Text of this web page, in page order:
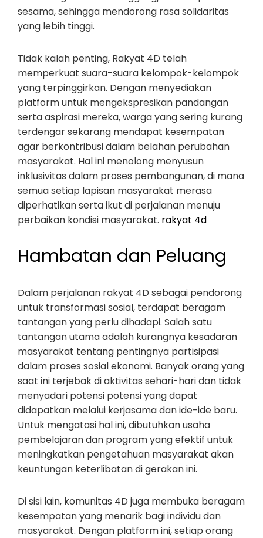
sesama, sehingga mendorong rasa solidaritas
yang lebih tinggi.
Tidak kalah penting, Rakyat 4D telah
memperkuat suara-suara kelompok-kelompok
yang terpinggirkan. Dengan menyediakan
platform untuk mengekspresikan pandangan
serta aspirasi mereka, warga yang sering kurang
terdengar sekarang mendapat kesempatan
agar berkontribusi dalam belahan perubahan
masyarakat. Hal ini menolong menyusun
inklusivitas dalam proses pembangunan, di mana
semua setiap lapisan masyarakat merasa
diperhatikan serta ikut di perjalanan menuju
perbaikan kondisi masyarakat. rakyat 4d
Hambatan dan Peluang
Dalam perjalanan rakyat 4D sebagai pendorong
untuk transformasi sosial, terdapat beragam
tantangan yang perlu dihadapi. Salah satu
tantangan utama adalah kurangnya kesadaran
masyarakat tentang pentingnya partisipasi
dalam proses sosial ekonomi. Banyak orang yang
saat ini terjebak di aktivitas sehari-hari dan tidak
menyadari potensi potensi yang dapat
didapatkan melalui kerjasama dan ide-ide baru.
Untuk mengatasi hal ini, dibutuhkan usaha
pembelajaran dan program yang efektif untuk
meningkatkan pengetahuan masyarakat akan
keuntungan keterlibatan di gerakan ini.
Di sisi lain, komunitas 4D juga membuka beragam
kesempatan yang menarik bagi individu dan
masyarakat. Dengan platform ini, setiap orang